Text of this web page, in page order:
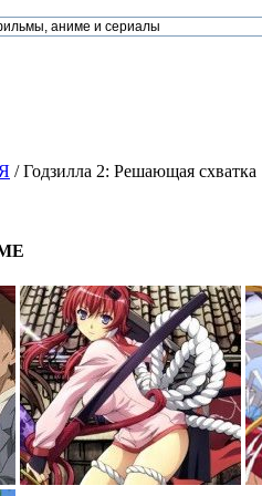
/Годзилла 2: Решающая схватка